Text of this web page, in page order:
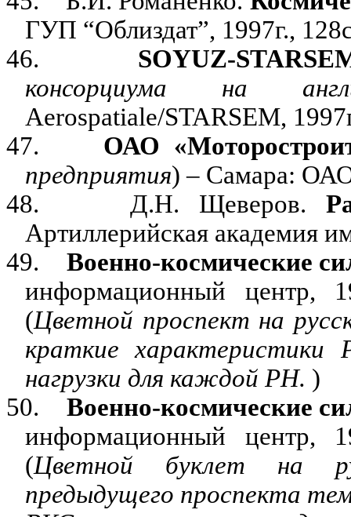
ГУП “Облиздат”, 1997г.,
46.
SOYUZ-
консорциума на
Aerospatiale/STARSEM,
47.
ОАО
предприятия) – Самара: ОАО
48.
Д.Н. Щеверов.
Артиллерийская академия
49.
Военно-космические
информационный центр,
(Цветной проспект на
краткие
нагрузки для каждой РН. )
50.
Военно-космические
информационный центр,
(Цветной буклет на
предыдущего проспекта